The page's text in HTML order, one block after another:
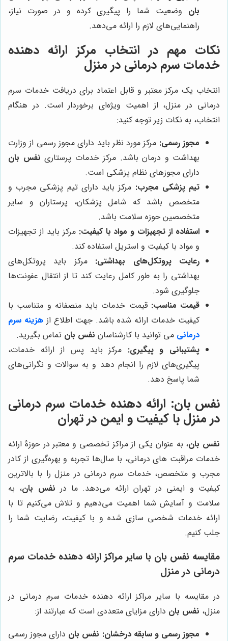
بان وضعیت شما را پیگیری کرده و در صورت نیاز،
راهنمایی‌های لازم را ارائه می‌دهد.
نکات مهم در انتخاب مرکز ارائه دهنده
خدمات سرم درمانی در منزل
انتخاب یک مرکز معتبر و قابل اعتماد برای دریافت خدمات سرم
درمانی در منزل، از اهمیت ویژه‌ای برخوردار است. در هنگام
انتخاب، به نکات زیر توجه کنید:
مجوز رسمی: مرکز مورد نظر باید دارای مجوز رسمی از وزارت
بهداشت و درمان باشد. مرکز خدمات پرستاری نفس بان
دارای مجوزهای نظام پزشکی است.
تیم پزشکی مجرب: مرکز باید دارای تیم پزشکی مجرب و
متخصص باشد که شامل پزشکان، پرستاران و سایر
متخصصین حوزه سلامت باشد.
استفاده از تجهیزات و مواد با کیفیت: مرکز باید از تجهیزات
و مواد با کیفیت و استریل استفاده کند.
رعایت پروتکل‌های بهداشتی: مرکز باید پروتکل‌های
بهداشتی را به طور کامل رعایت کند تا از انتقال عفونت‌ها
جلوگیری شود.
قیمت مناسب: قیمت خدمات باید منصفانه و متناسب با
کیفیت خدمات ارائه شده باشد. جهت اطلاع از هزینه سرم
درمانی می توانید با کارشناسان نفس بان تماس بگیرید.
پشتیبانی و پیگیری: مرکز باید پس از ارائه خدمات،
پیگیری‌های لازم را انجام دهد و به سوالات و نگرانی‌های
شما پاسخ دهد.
نفس بان: ارائه دهنده خدمات سرم درمانی
در منزل با کیفیت و ایمن در تهران
نفس بان، به عنوان یکی از مراکز تخصصی و معتبر در حوزۀ ارائه
خدمات مراقبت های درمانی، با سال‌ها تجربه و بهره‌گیری از کادر
مجرب و متخصص، خدمات سرم درمانی در منزل را با بالاترین
کیفیت و ایمنی در تهران ارائه می‌دهد. ما در نفس بان، به
سلامت و آسایش شما اهمیت می‌دهیم و تلاش می‌کنیم تا با
ارائه خدمات شخصی سازی شده و با کیفیت، رضایت شما را
جلب کنیم.
مقایسه نفس بان با سایر مراکز ارائه دهنده خدمات سرم
درمانی در منزل
در مقایسه با سایر مراکز ارائه دهنده خدمات سرم درمانی در
منزل، نفس بان دارای مزایای متعددی است که عبارتند از:
مجوز رسمی و سابقه درخشان: نفس بان دارای مجوز رسمی